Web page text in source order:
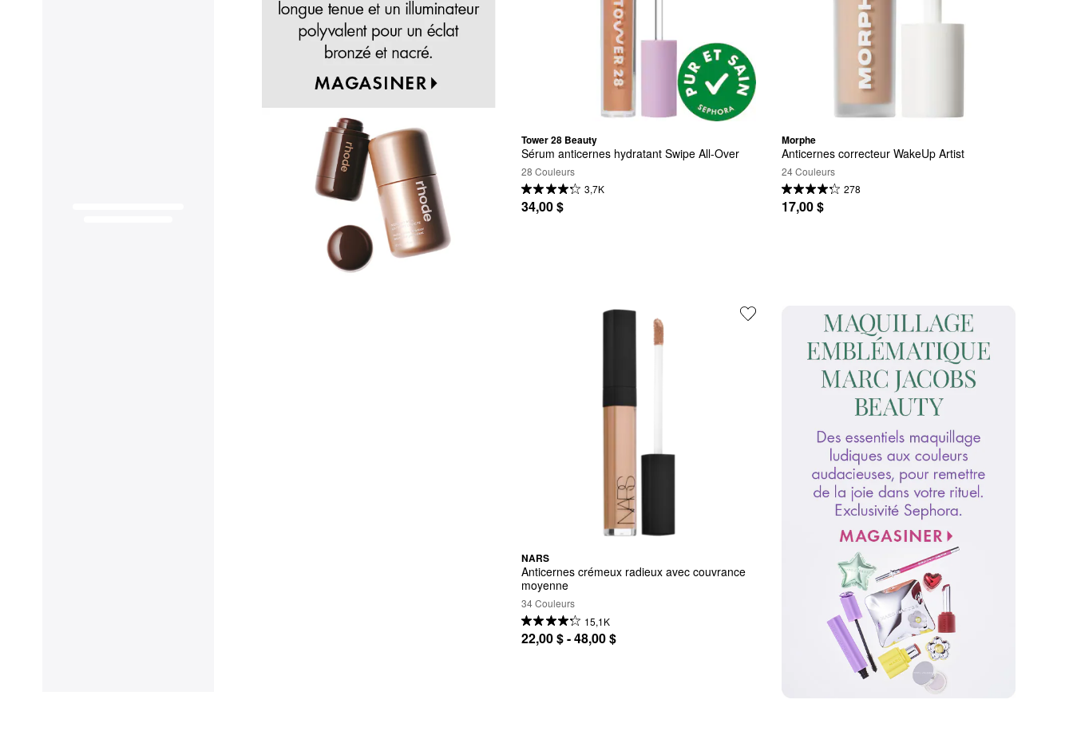
Tower 28 Beauty
Sérum anticernes hydratant Swipe All-Over
28 Couleurs
3,7K
34,00 $
Morphe
Anticernes correcteur WakeUp Artist
24 Couleurs
278
17,00 $
NARS
Anticernes crémeux radieux avec couvrance
moyenne
34 Couleurs
15,1K
22,00 $ - 48,00 $